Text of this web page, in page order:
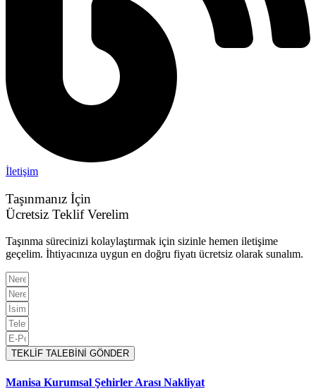
İletişim
Taşınmanız İçin
Ücretsiz Teklif Verelim
Taşınma sürecinizi kolaylaştırmak için sizinle hemen iletişime
geçelim. İhtiyacınıza uygun en doğru fiyatı ücretsiz olarak sunalım.
TEKLİF TALEBİNİ GÖNDER
Manisa Kurumsal Şehirler Arası Nakliyat